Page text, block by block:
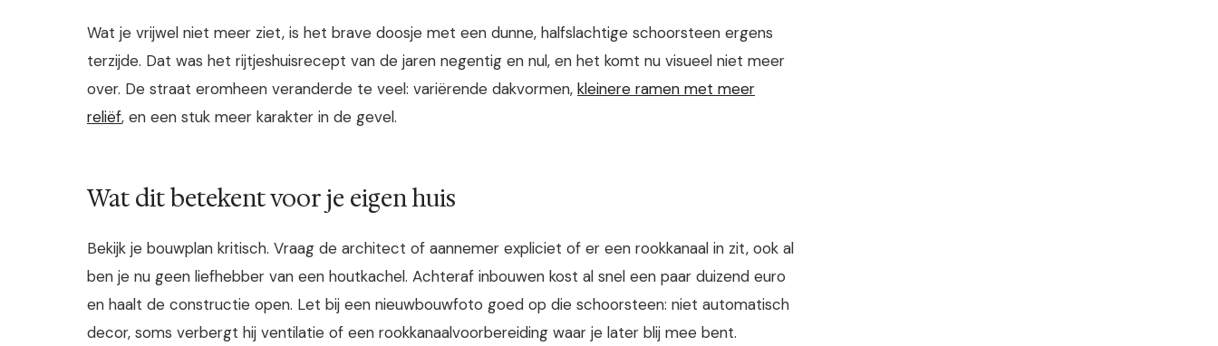
Wat je vrijwel niet meer ziet, is het brave doosje met een dunne, halfslachtige schoorsteen ergens
terzijde. Dat was het rijtjeshuisrecept van de jaren negentig en nul, en het komt nu visueel niet meer
over. De straat eromheen veranderde te veel: variërende dakvormen, kleinere ramen met meer
reliëf, en een stuk meer karakter in de gevel.
Wat dit betekent voor je eigen huis
Bekijk je bouwplan kritisch. Vraag de architect of aannemer expliciet of er een rookkanaal in zit, ook al
ben je nu geen liefhebber van een houtkachel. Achteraf inbouwen kost al snel een paar duizend euro
en haalt de constructie open. Let bij een nieuwbouwfoto goed op die schoorsteen: niet automatisch
decor, soms verbergt hij ventilatie of een rookkanaalvoorbereiding waar je later blij mee bent.